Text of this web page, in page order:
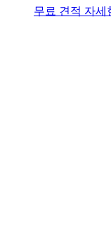
무료 견적 자세